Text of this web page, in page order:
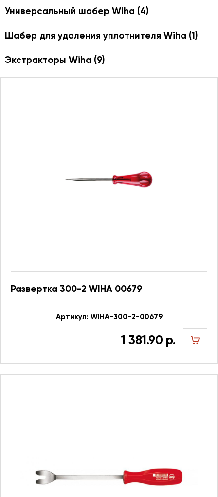
Универсальный шабер Wiha (4)
Шабер для удаления уплотнителя Wiha (1)
Экстракторы Wiha (9)
Развертка 300-2 WIHA 00679
Артикул: WIHA-300-2-00679
1 381.90 р.